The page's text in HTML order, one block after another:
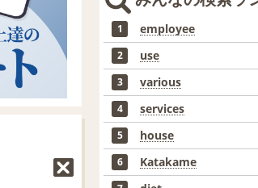
1 employee
2 use
3 various
4 services
5 house
6 Katakame